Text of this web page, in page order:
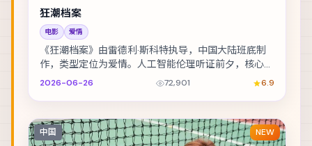
狂潮档案
电影 爱情
《狂潮档案》由雷德利·斯科特执导，中国大陆班底制
作，类型定位为爱情。人工智能伦理听证前夕，核心工
程师离奇失联。主演包括长泽雅美、金城武、李政宰 ...
2026-06-26 72,901 6.9
中国 NEW